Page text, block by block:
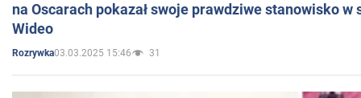
na Oscarach pokazał swoje prawdziwe stanowisko w
Wideo
Rozrywka03.03.2025 15:46 31